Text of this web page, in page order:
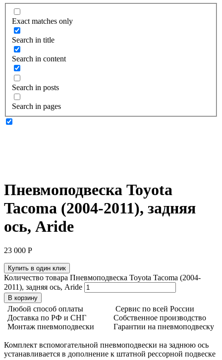
Exact matches only
Search in title
Search in content
Search in posts
Search in pages
Пневмоподвеска Toyota
Tacoma (2004-2011), задняя
ось, Aride
23 000 Р
Купить в один клик
Количество товара Пневмоподвеска Toyota Tacoma (2004-
2011), задняя ось, Aride
В корзину
Любой способ оплаты
Доставка по РФ и СНГ
Монтаж пневмоподвески
Сервис по всей России
Собственное производство
Гарантии на пневмоподвеску
Комплект вспомогательной пневмоподвески на заднюю ось
устанавливается в дополнение к штатной рессорной подвеске